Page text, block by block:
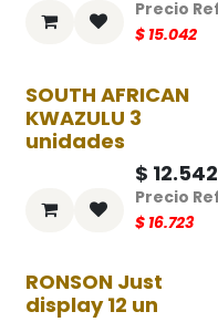
$ 15.042
-25%
SOUTH AFRICAN
KWAZULU 3
unidades
$ 12.542
$ 16.723
RONSON Just
display 12 un